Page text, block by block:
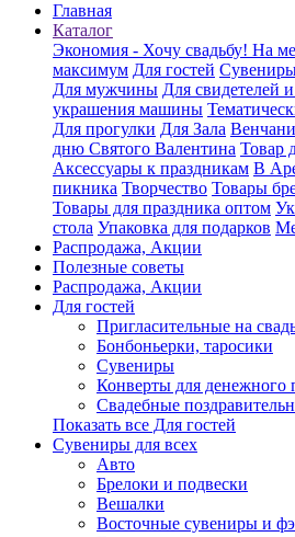
Главная
Каталог
Экономия - Хочу свадьбу! На
максимум Для гостей
Для мужчины Для свидетелей
украшения машины
Для прогулки Для Зала
дню Святого Валентина Товар
Аксессуары к праздникам В
пикника Творчество Товары
Товары для праздника оптом
стола Упаковка для подарков
Распродажа, Акции
Полезные советы
Распродажа, Акции
Для гостей
Пригласительные на
Бонбоньерки, таросики
Сувениры
Конверты для денежного
Свадебные
Показать все Для гостей
Сувениры для всех
Авто
Брелоки и подвески
Вешалки
Восточные сувениры и